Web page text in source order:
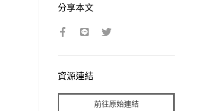
分享本文
資源連結
前往原始連結